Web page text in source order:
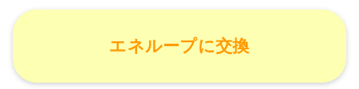
エネループに交換